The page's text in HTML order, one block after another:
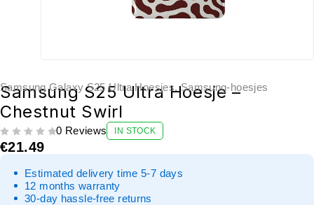
Samsung Galaxy S25 Ultra Hoesjes,Samsung-hoesjes
Samsung S25 Ultra Hoesje –
Chestnut Swirl
0 Reviews IN STOCK
€21.49
Estimated delivery time 5-7 days
12 months warranty
30-day hassle-free returns